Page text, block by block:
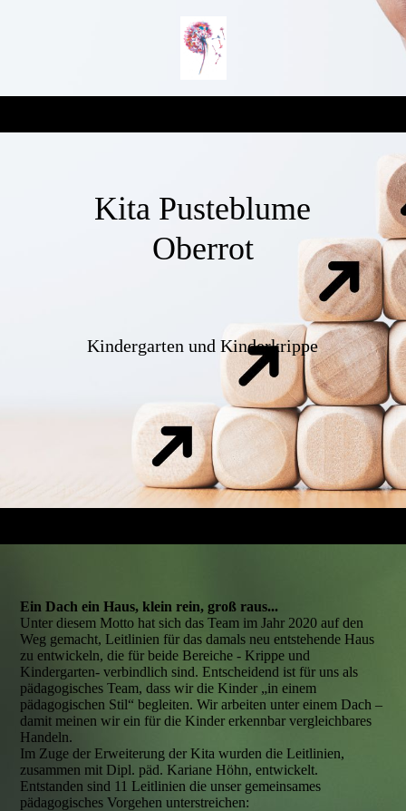
Kita Pusteblume
Oberrot
Kindergarten und Kinderkrippe
Ein Dach ein Haus, klein rein, groß raus...
Unter diesem Motto hat sich das Team im Jahr 2020 auf den
Weg gemacht, Leitlinien für das damals neu entstehende Haus
zu entwickeln, die für beide Bereiche - Krippe und
Kindergarten- verbindlich sind. Entscheidend ist für uns als
pädagogisches Team, dass wir die Kinder „in einem
pädagogischen Stil“ begleiten. Wir arbeiten unter einem Dach –
damit meinen wir ein für die Kinder erkennbar vergleichbares
Handeln.
Im Zuge der Erweiterung der Kita wurden die Leitlinien,
zusammen mit Dipl. päd. Kariane Höhn, entwickelt.
Entstanden sind 11 Leitlinien die unser gemeinsames
pädagogisches Vorgehen unterstreichen: